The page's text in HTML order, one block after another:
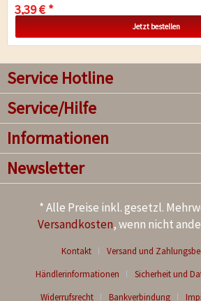
3,39 € *
Jetzt bestellen
Service Hotline
Service/Hilfe
Informationen
Newsletter
* Alle Preise inkl. gesetzl.
Versandkosten, wenn nicht
Kontakt
Versand und
Händlerinformationen
Sicherheit und
Widerrufsrecht
Bankverbindung